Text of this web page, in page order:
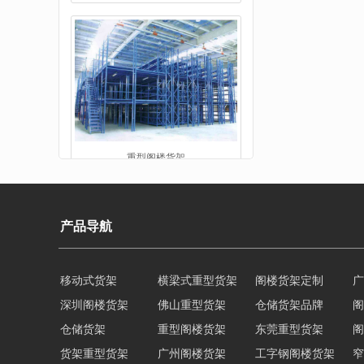
重型阁楼货架
阁楼平台货架
产品导航
移动式货架 横梁式重型货架 阁楼货架定制
深圳阁楼货架
佛山重型货架 仓储货架品牌
仓储货架
重型阁楼货架 东莞重型货架
货架重型货架
广州阁楼货架 工字钢阁楼货架